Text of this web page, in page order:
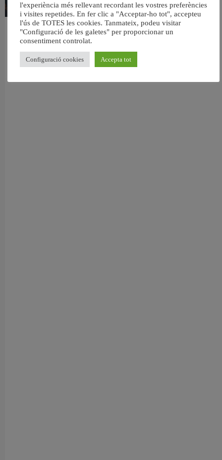
València reforça la neteja de les platges per a l’eclipsi solar del 12 d’agost
l'experiència més rellevant recordant les vostres preferències
i visites repetides. En fer clic a "Acceptar-ho tot", accepteu
l'ús de TOTES les cookies. Tanmateix, podeu visitar
"Configuració de les galetes" per proporcionar un
consentiment controlat.
Configuració cookies Accepta tot